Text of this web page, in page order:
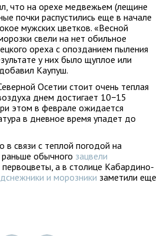
что на орехе медвежьем (лещине
почки распустились еще в начале
мужских цветков. «Весной
свели на нет обильное
ореха с опозданием пыления
у них было щуплое или
Каупуш.
Осетии стоит очень теплая
днем достигает 10−15
этом в феврале ожидается
в дневное время упадет до
в связи с теплой погодой на
обычного зацвели
первоцветы, а в столице Кабардино-
и морозники заметили еще